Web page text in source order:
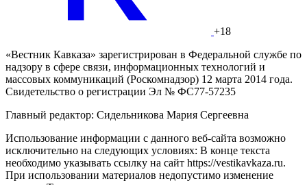
+18
«Вестник Кавказа» зарегистрирован в Федеральной службе по
надзору в сфере связи, информационных технологий и
массовых коммуникаций (Роскомнадзор) 12 марта 2014 года.
Свидетельство о регистрации Эл № ФС77-57235
Главный редактор: Сидельникова Мария Сергеевна
Использование информации с данного веб-сайта возможно
исключительно на следующих условиях: В конце текста
необходимо указывать ссылку на сайт https://vestikavkaza.ru.
При использовании материалов недопустимо изменение